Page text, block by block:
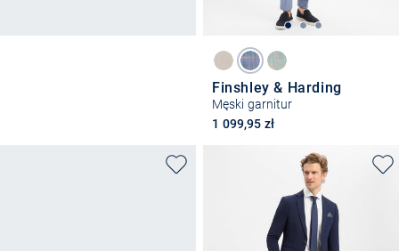
Finshley & Harding
Męski garnitur
1 099,95 zł